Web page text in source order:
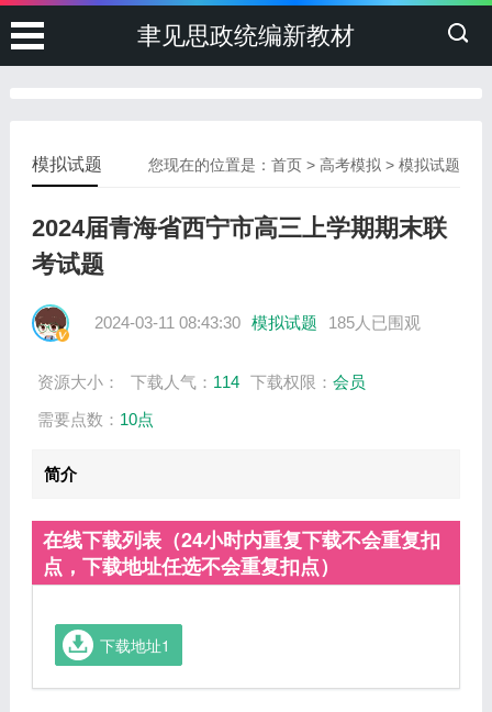
聿见思政统编新教材
您现在的位置是：首页 >高考模拟 >模拟试题
模拟试题
2024届青海省西宁市高三上学期期末联
考试题
2024-03-11 08:43:30 模拟试题 185人已围观
资源大小： 下载人气： 114 下载权限： 会员
需要点数： 10点
简介
在线下载列表（24小时内重复下载不会重复扣
点，下载地址任选不会重复扣点）
下载地址1